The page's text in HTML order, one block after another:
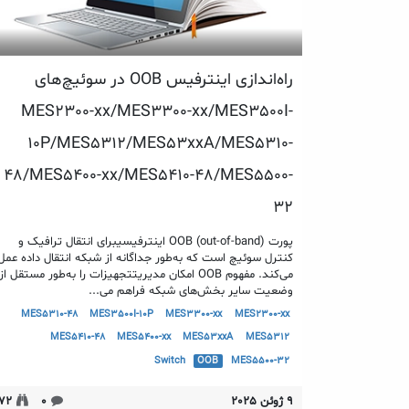
راه‌اندازی اینترفیس OOB در سوئیچ‌های
MES2300-xx/MES3300-xx/MES3500I-
10P/MES5312/MES53xxA/MES5310-
48/MES5400-xx/MES5410-48/MES5500-
32
پورت OOB (out-of-band) اینترفیسیبرای انتقال ترافیک و
کنترل سوئیچ است که به‌طور جداگانه از شبکه انتقال داده
می‌کند. مفهوم OOB امکان مدیریتتجهیزات را به‌طور مستقل از
وضعیت سایر بخش‌های شبکه فراهم می...
MES2300-xx
MES3300-xx
MES3500I-10P
MES5310-48
MES5312
MES53xxA
MES5400-xx
MES5410-48
MES5500-32
OOB
Switch
9 ژوئن 2025 0